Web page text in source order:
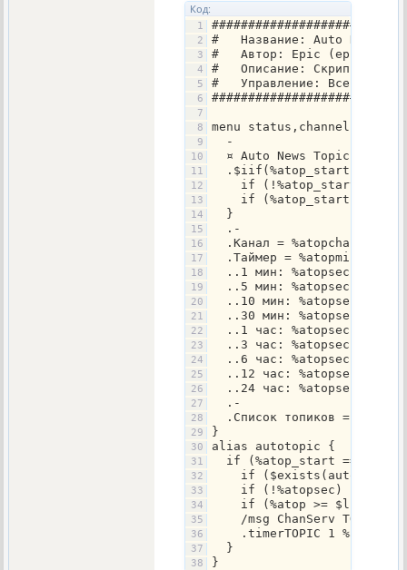
Код:
#   Название: Auto News
#   Автор: Epic
#   Описание: Скрипт
#   Управление: Все
menu status,channel {
  -
  ¤ Auto News Topic
.$iif(%atop_start == on,
if (!%atop_start) {
if (%atop_start ==
  }
  .-
.Канал = %atopchan:
  .Таймер = %atopmin
..1 мин: %atopsec = 60 |
..5 мин: %atopsec = 300
..10 мин: %atopsec = 600
..30 мин: %atopsec =
..1 час: %atopsec = 3600
..3 час: %atopsec =
..6 час: %atopsec =
..12 час: %atopsec =
..24 час: %atopsec =
  .-
.Список топиков =
}
alias autotopic {
if (%atop_start == on &&
if
if (!%atopsec) {
if (%atop >=
/msg ChanServ TOPIC
.timerTOPIC 1 %atopsec
  }
}